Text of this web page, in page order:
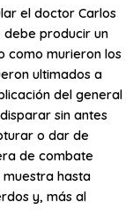
el doctor Carlos
debe producir un
como murieron los
ultimados a
del general
sin antes
o dar de
de combate
muestra hasta
y, más al